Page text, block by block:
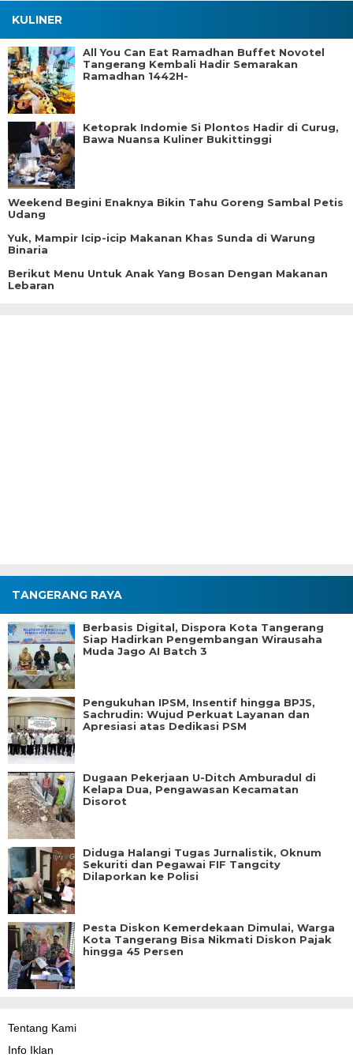
KULINER
All You Can Eat Ramadhan Buffet Novotel
Tangerang Kembali Hadir Semarakan
Ramadhan 1442H-
Ketoprak Indomie Si Plontos Hadir di Curug,
Bawa Nuansa Kuliner Bukittinggi
Weekend Begini Enaknya Bikin Tahu Goreng Sambal Petis
Udang
Yuk, Mampir Icip-icip Makanan Khas Sunda di Warung
Binaria
Berikut Menu Untuk Anak Yang Bosan Dengan Makanan
Lebaran
TANGERANG RAYA
Berbasis Digital, Dispora Kota Tangerang
Siap Hadirkan Pengembangan Wirausaha
Muda Jago AI Batch 3
Pengukuhan IPSM, Insentif hingga BPJS,
Sachrudin: Wujud Perkuat Layanan dan
Apresiasi atas Dedikasi PSM
Dugaan Pekerjaan U-Ditch Amburadul di
Kelapa Dua, Pengawasan Kecamatan
Disorot
Diduga Halangi Tugas Jurnalistik, Oknum
Sekuriti dan Pegawai FIF Tangcity
Dilaporkan ke Polisi
Pesta Diskon Kemerdekaan Dimulai, Warga
Kota Tangerang Bisa Nikmati Diskon Pajak
hingga 45 Persen
Tentang Kami
Info Iklan